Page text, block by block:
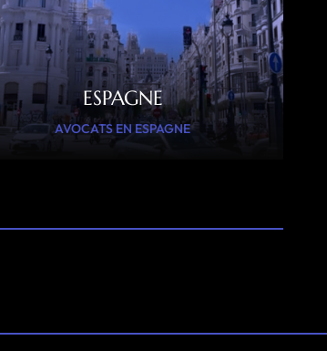
ESPAGNE
AVOCATS EN ESPAGNE